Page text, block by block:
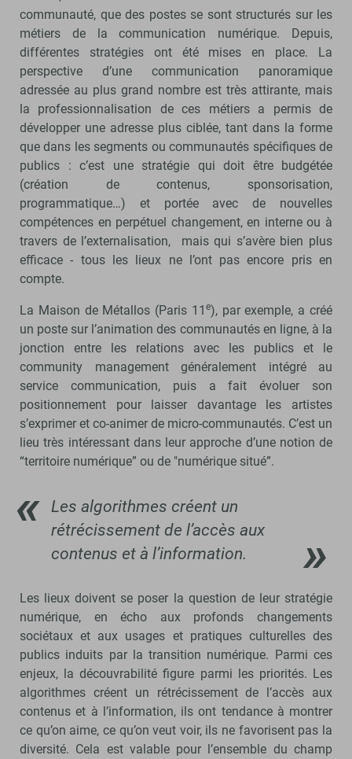
communauté, que des postes se sont structurés sur les
métiers de la communication numérique. Depuis,
différentes stratégies ont été mises en place. La
perspective d’une communication panoramique
adressée au plus grand nombre est très attirante, mais
la professionnalisation de ces métiers a permis de
développer une adresse plus ciblée, tant dans la forme
que dans les segments ou communautés spécifiques de
publics : c’est une stratégie qui doit être budgétée
(création de contenus, sponsorisation,
programmatique…) et portée avec de nouvelles
compétences en perpétuel changement, en interne ou à
travers de l’externalisation, mais qui s’avère bien plus
efficace - tous les lieux ne l’ont pas encore pris en
compte.
La Maison de Métallos (Paris 11 e), par exemple, a créé
un poste sur l’animation des communautés en ligne, à la
jonction entre les relations avec les publics et le
community management généralement intégré au
service communication, puis a fait évoluer son
positionnement pour laisser davantage les artistes
s’exprimer et co-animer de micro-communautés. C’est un
lieu très intéressant dans leur approche d’une notion de
“territoire numérique” ou de "numérique situé”.
Les algorithmes créent un
rétrécissement de l’accès aux
contenus et à l’information.
Les lieux doivent se poser la question de leur stratégie
numérique, en écho aux profonds changements
sociétaux et aux usages et pratiques culturelles des
publics induits par la transition numérique. Parmi ces
enjeux, la découvrabilité figure parmi les priorités. Les
algorithmes créent un rétrécissement de l’accès aux
contenus et à l’information, ils ont tendance à montrer
ce qu’on aime, ce qu’on veut voir, ils ne favorisent pas la
diversité. Cela est valable pour l’ensemble du champ